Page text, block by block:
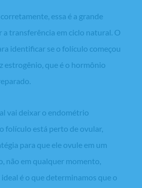
essa é a grande
a transferência em ciclo natural. O
identificar se o folículo começou
estrogênio, que é o hormônio
vai deixar o endométrio
folículo está perto de ovular,
para que ele ovule em um
não em qualquer momento,
é o que determinamos que o